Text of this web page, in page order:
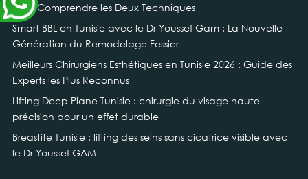
pour Comprendre les Deux Techniques
Smart BBL en Tunisie avec le Dr Youssef Gam : La Nouvelle
Génération du Remodelage Fessier
Meilleurs Chirurgiens Esthétiques en Tunisie 2026 : Guide des
Experts les Plus Reconnus
Lifting Deep Plane Tunisie : chirurgie du visage haute
précision pour un effet durable
Breastite Tunisie : lifting des seins sans cicatrice visible avec
le Dr Youssef GAM